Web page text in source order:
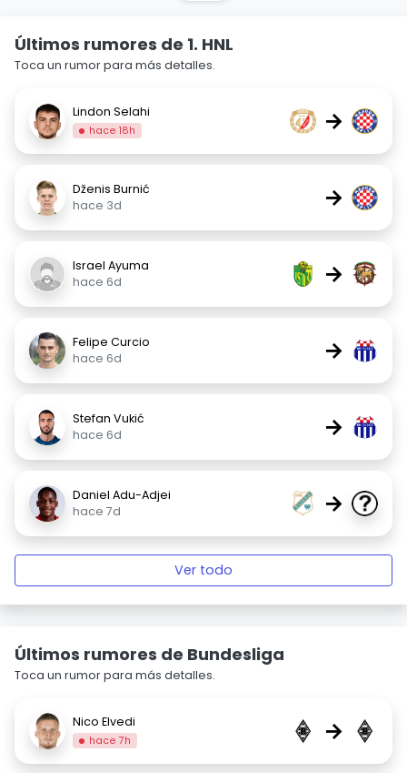
Últimos rumores de 1. HNL
Toca un rumor para más detalles.
Lindon Selahi
hace 18h →
Dženis Burnić
hace 3d
→
Israel Ayuma
hace 6d
→
Felipe Curcio
hace 6d
→
Stefan Vukić
hace 6d
→
Daniel Adu-Adjei
hace 7d
→
Ver todo
Últimos rumores de Bundesliga
Toca un rumor para más detalles.
Nico Elvedi
hace 7h →